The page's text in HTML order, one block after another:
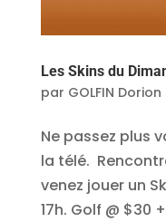
Les Skins du
par GOLFIN Dorion
Ne passez plus
la télé.
venez jouer un
17h. Golf @ $30